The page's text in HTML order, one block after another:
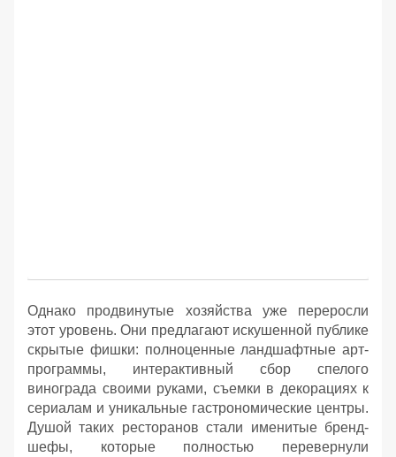
Однако продвинутые хозяйства уже переросли
этот уровень. Они предлагают искушенной публике
скрытые фишки: полноценные ландшафтные арт-
программы, интерактивный сбор спелого
винограда своими руками, съемки в декорациях к
сериалам и уникальные гастрономические центры.
Душой таких ресторанов стали именитые бренд-
шефы, которые полностью перевернули